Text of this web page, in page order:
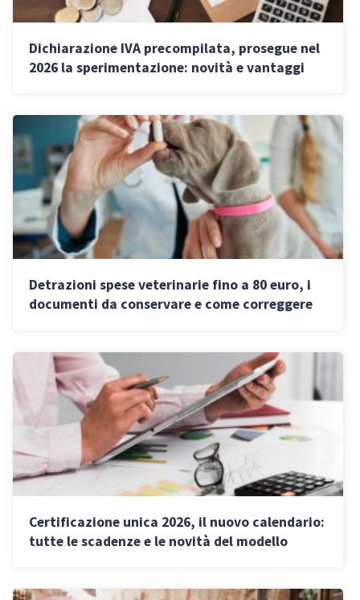
Dichiarazione IVA precompilata, prosegue nel
2026 la sperimentazione: novità e vantaggi
Detrazioni spese veterinarie fino a 80 euro, i
documenti da conservare e come correggere
Certificazione unica 2026, il nuovo calendario:
tutte le scadenze e le novità del modello